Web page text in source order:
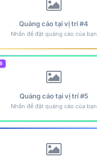
Quảng cáo tại vị trí #4
Nhấn để đặt quảng cáo của bạn
Quảng cáo tại vị trí #5
Nhấn để đặt quảng cáo của bạn